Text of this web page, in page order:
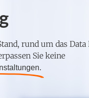
rund um das
Sie keine